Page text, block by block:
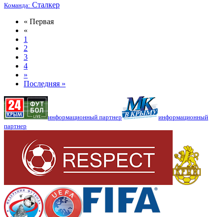
Команда: Сталкер
« Первая
«
1
2
3
4
»
Последняя »
информационный партнер
информационный
партнер